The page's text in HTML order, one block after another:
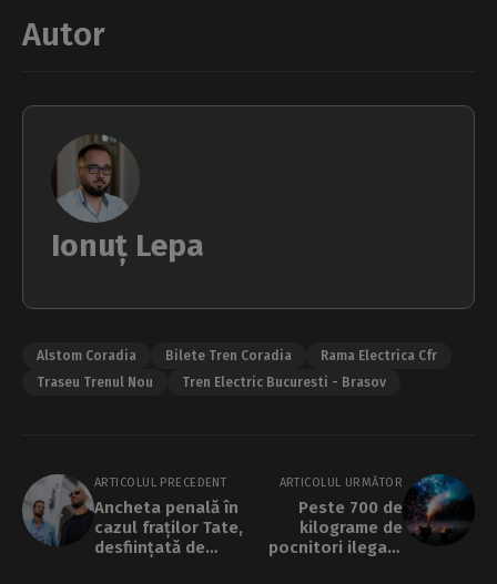
Autor
Ionuț Lepa
Alstom Coradia Bilete Tren Coradia
Rama Electrica Cfr
Traseu Trenul Nou
Tren Electric Bucuresti - Brasov
ARTICOLUL PRECEDENT
Ancheta penală în
cazul fraților Tate,
desființată de
ARTICOLUL URMĂTOR
Peste 700 de
kilograme de
pocnitori ilegale